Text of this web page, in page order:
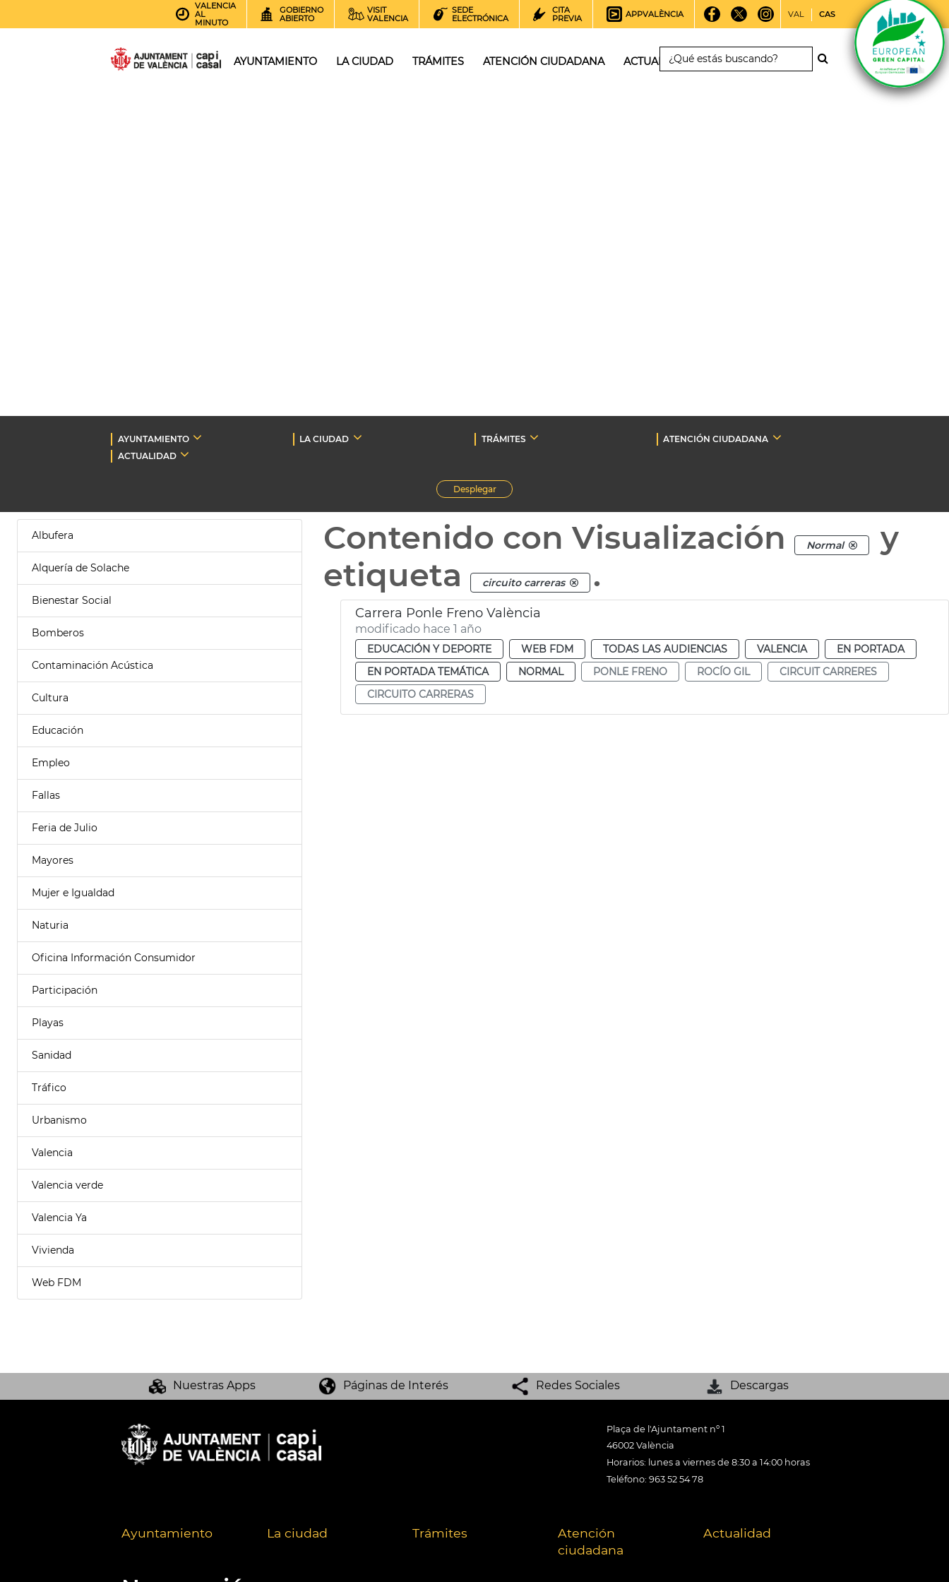
VALENCIA
AL
MINUTO
GOBIERNO
ABIERTO
VISIT
VALENCIA
SEDE
ELECTRÓNICA
CITA
PREVIA
APPVALÈNCIA VAL CAS
AYUNTAMIENTO LA CIUDAD TRÁMITES ATENCIÓN CIUDADANA ACTUALIDAD
AYUNTAMIENTO LA CIUDAD TRÁMITES
ATENCIÓN CIUDADANA
ACTUALIDAD
Desplegar
Albufera
Alquería de Solache
Bienestar Social
Bomberos
Contaminación Acústica
Cultura
Educación
Empleo
Fallas
Feria de Julio
Mayores
Mujer e Igualdad
Naturia
Oficina Información Consumidor
Participación
Playas
Sanidad
Tráfico
Urbanismo
Valencia
Valencia verde
Valencia Ya
Vivienda
Web FDM
Contenido con Visualización Normal
y
etiqueta
circuito carreras .
Carrera Ponle Freno València
modificado hace 1 año
EDUCACIÓN Y DEPORTE WEB FDM TODAS LAS AUDIENCIAS VALENCIA
EN PORTADA
EN PORTADA TEMÁTICA
NORMAL PONLE FRENO ROCÍO GIL
CIRCUIT CARRERES
CIRCUITO CARRERAS
Nuestras Apps Páginas de Interés Redes Sociales Descargas
Plaça de l'Ajuntament nº 1
46002 València
Horarios: lunes a viernes de 8:30 a 14:00 horas
Teléfono: 963 52 54 78
Ayuntamiento La ciudad Trámites
Atención
ciudadana
Actualidad